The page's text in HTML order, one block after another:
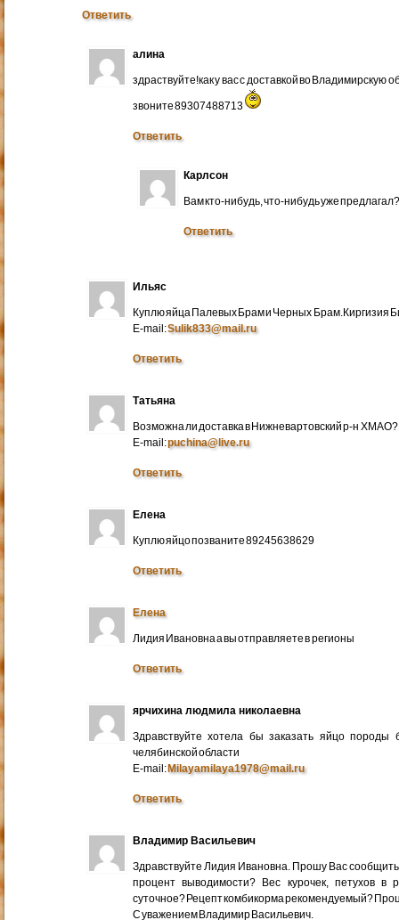
Ответить
алина
здраствуйте!как у вас с доставкой во Владимирскую
звоните 89307488713
Ответить
Карлсон
Вам кто-нибудь, что-нибудь уже
Ответить
Ильяс
Куплю яйца Палевых Брам и Черных Брам.Киргизия
E-mail:Sulik833@mail.ru
Ответить
Татьяна
Возможна ли доставка в Нижневартовский р-н ХМАО?
E-mail:puchina@live.ru
Ответить
Елена
Куплю яйцо позваните 89245638629
Ответить
Елена
Лидия Ивановна а вы отправляете в регионы
Ответить
ярчихина людмила николаевна
Здравствуйте хотела бы заказать яйцо
челябинской области
E-mail:Milayamilaya1978@mail.ru
Ответить
Владимир Васильевич
Здравствуйте Лидия Ивановна. Прошу Вас
процент выводимости? Вес курочек, петухов в
суточное? Рецепт комбикорма рекомендуемый?
С уважением Владимир Васильевич.